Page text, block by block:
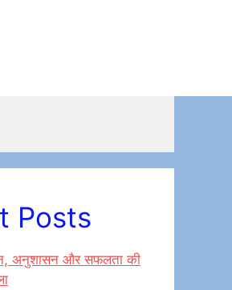
Posts
अनुशासन और सफलता की